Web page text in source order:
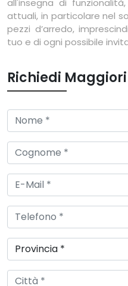
all'insegna di
attuali, in particolare nel
pezzi d’arredo,
tuo e di ogni possibile
Richiedi